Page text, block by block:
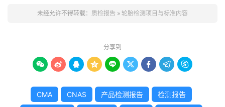
未经允许不得转载： 质检报告 » 轮胎检测项目与标准内容
分享到
        
CMA CNAS 产品检测报告 检测报告